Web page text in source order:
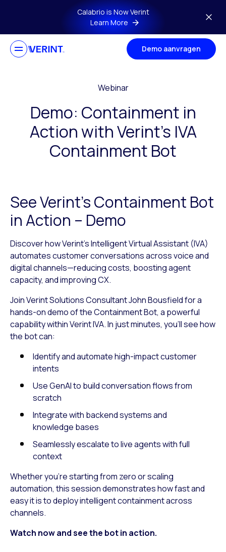
Skip to main contentCalabrio is Now Verint
Learn More
Demo aanvragen
Webinar
Demo: Containment in
Action with Verint’s IVA
Containment Bot
See Verint’s Containment Bot
in Action – Demo
Discover how Verint’s Intelligent Virtual Assistant (IVA)
automates customer conversations across voice and
digital channels—reducing costs, boosting agent
capacity, and improving CX.
Join Verint Solutions Consultant John Bousfield for a
hands-on demo of the Containment Bot, a powerful
capability within Verint IVA. In just minutes, you’ll see how
the bot can:
Identify and automate high-impact customer
intents
Use GenAI to build conversation flows from
scratch
Integrate with backend systems and
knowledge bases
Seamlessly escalate to live agents with full
context
Whether you’re starting from zero or scaling
automation, this session demonstrates how fast and
easy it is to deploy intelligent containment across
channels.
Watch now and see the bot in action.